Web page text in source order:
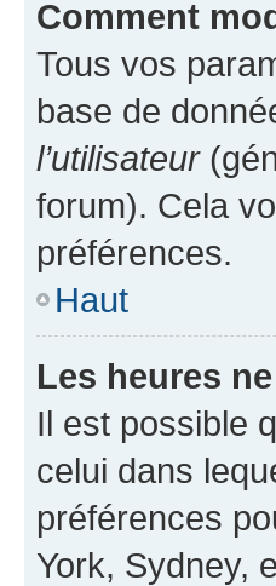
Comment
Tous vos
base de
l’utilisateur
forum). Cela
préférences.
Haut
Les heures
Il est possible
celui dans
préférences
York, Sydney,